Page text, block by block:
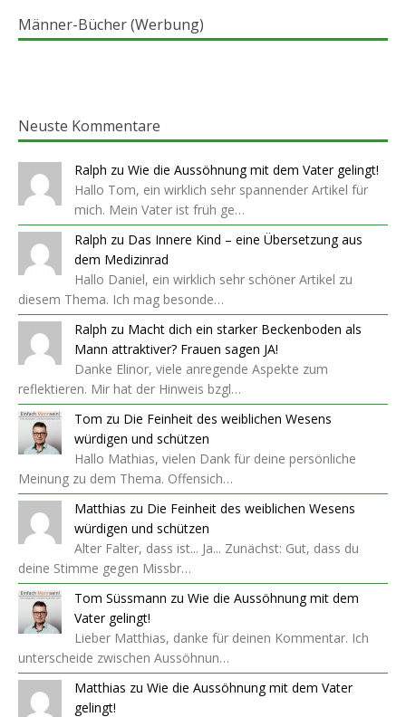
Männer-Bücher (Werbung)
Neuste Kommentare
Ralph zu Wie die Aussöhnung mit dem Vater gelingt!
Hallo Tom, ein wirklich sehr spannender Artikel für
mich. Mein Vater ist früh ge…
Ralph zu Das Innere Kind – eine Übersetzung aus
dem Medizinrad
Hallo Daniel, ein wirklich sehr schöner Artikel zu
diesem Thema. Ich mag besonde…
Ralph zu Macht dich ein starker Beckenboden als
Mann attraktiver? Frauen sagen JA!
Danke Elinor, viele anregende Aspekte zum
reflektieren. Mir hat der Hinweis bzgl…
Tom zu Die Feinheit des weiblichen Wesens
würdigen und schützen
Hallo Mathias, vielen Dank für deine persönliche
Meinung zu dem Thema. Offensich…
Matthias zu Die Feinheit des weiblichen Wesens
würdigen und schützen
Alter Falter, dass ist... Ja... Zunächst: Gut, dass du
deine Stimme gegen Missbr…
Tom Süssmann zu Wie die Aussöhnung mit dem
Vater gelingt!
Lieber Matthias, danke für deinen Kommentar. Ich
unterscheide zwischen Aussöhnun…
Matthias zu Wie die Aussöhnung mit dem Vater
gelingt!